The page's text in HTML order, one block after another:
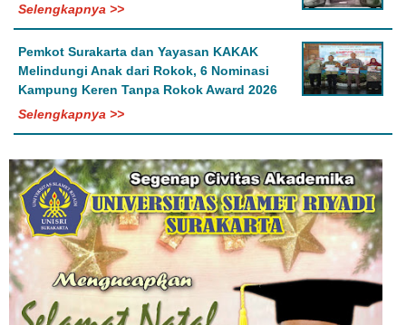
Selengkapnya >>
Pemkot Surakarta dan Yayasan KAKAK
Melindungi Anak dari Rokok, 6 Nominasi
Kampung Keren Tanpa Rokok Award 2026
Selengkapnya >>